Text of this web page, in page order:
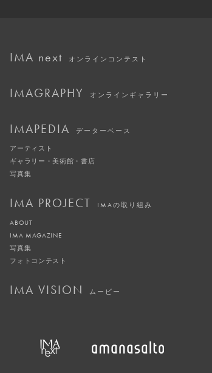
IMA next オンラインコンテスト
IMAGRAPHY オンラインギャラリー
IMAPEDIA データーベース
アーティスト
ギャラリー・美術館・書店
写真集
IMA PROJECT IMAの取り組み
ABOUT
IMA MAGAZINE
写真集
フォトコンテスト
IMA VISION ムービー